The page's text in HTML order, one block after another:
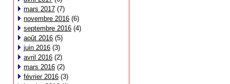
mars 2017 (7)
novembre 2016 (6)
septembre 2016 (4)
août 2016 (5)
juin 2016 (3)
avril 2016 (2)
mars 2016 (2)
février 2016 (3)